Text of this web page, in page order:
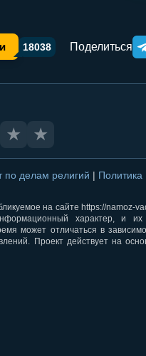
18038 Поделиться
★ ★
по делам религий | Политика
на сайте https://namoz-
характер, и их
может отличаться в
Проект действует на